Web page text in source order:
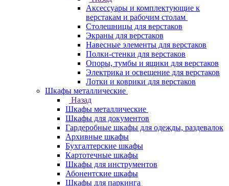
Аксессуары и комплектующие к
верстакам и рабочим столам
Столешницы для верстаков
Экраны для верстаков
Навесные элементы для верстаков
Полки-стенки для верстаков
Опоры, тумбы и ящики для верстаков
Электрика и освещение для верстаков
Лотки и коврики для верстаков
Шкафы металлические
Назад
Шкафы металлические
Шкафы для документов
Гардеробные шкафы для одежды, раздевалок
Архивные шкафы
Бухгалтерские шкафы
Картотечные шкафы
Шкафы для инструментов
Абонентские шкафы
Шкафы для паркинга